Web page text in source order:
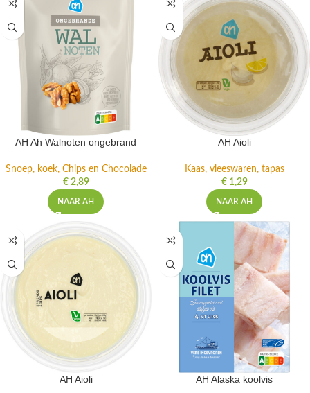
AH Ah Walnoten ongebrand
Snoep, koek, Chips en Chocolade
€2,89
NAAR AH
AH Aioli
Kaas, vleeswaren, tapas
€1,29
NAAR AH
AH Aioli AH Alaska koolvis